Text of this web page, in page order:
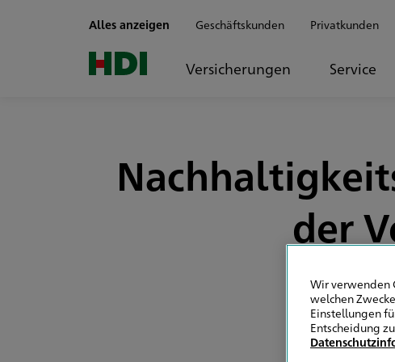
Alles anzeigen Geschäftskunden Privatkunden
Versicherungen Service
der
Wir verwenden
welchen
Einstellungen
Entscheidung